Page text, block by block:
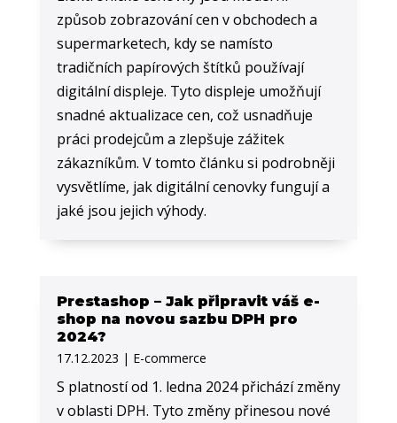
způsob zobrazování cen v obchodech a
supermarketech, kdy se namísto
tradičních papírových štítků používají
digitální displeje. Tyto displeje umožňují
snadné aktualizace cen, což usnadňuje
práci prodejcům a zlepšuje zážitek
zákazníkům. V tomto článku si podrobněji
vysvětlíme, jak digitální cenovky fungují a
jaké jsou jejich výhody.
Prestashop – Jak připravit váš e-
shop na novou sazbu DPH pro
2024?
17.12.2023 | E-commerce
S platností od 1. ledna 2024 přichází změny
v oblasti DPH. Tyto změny přinesou nové